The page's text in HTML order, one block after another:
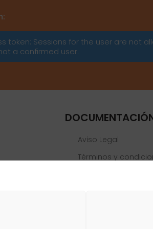
token: Sessions for the user are not
a confirmed user.
Aviso Legal
Términos y